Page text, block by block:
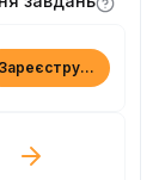
Зареєструватися